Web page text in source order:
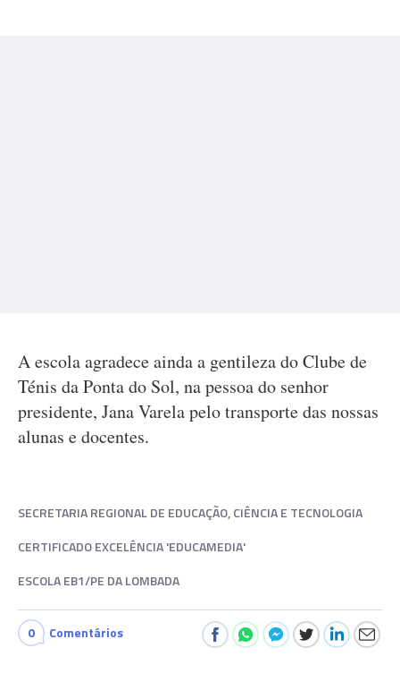
A escola agradece ainda a gentileza do Clube de
Ténis da Ponta do Sol, na pessoa do senhor
presidente, Jana Varela pelo transporte das nossas
alunas e docentes.
SECRETARIA REGIONAL DE EDUCAÇÃO, CIÊNCIA E TECNOLOGIA
CERTIFICADO EXCELÊNCIA 'EDUCAMEDIA'
ESCOLA EB1/PE DA LOMBADA
0 Comentários